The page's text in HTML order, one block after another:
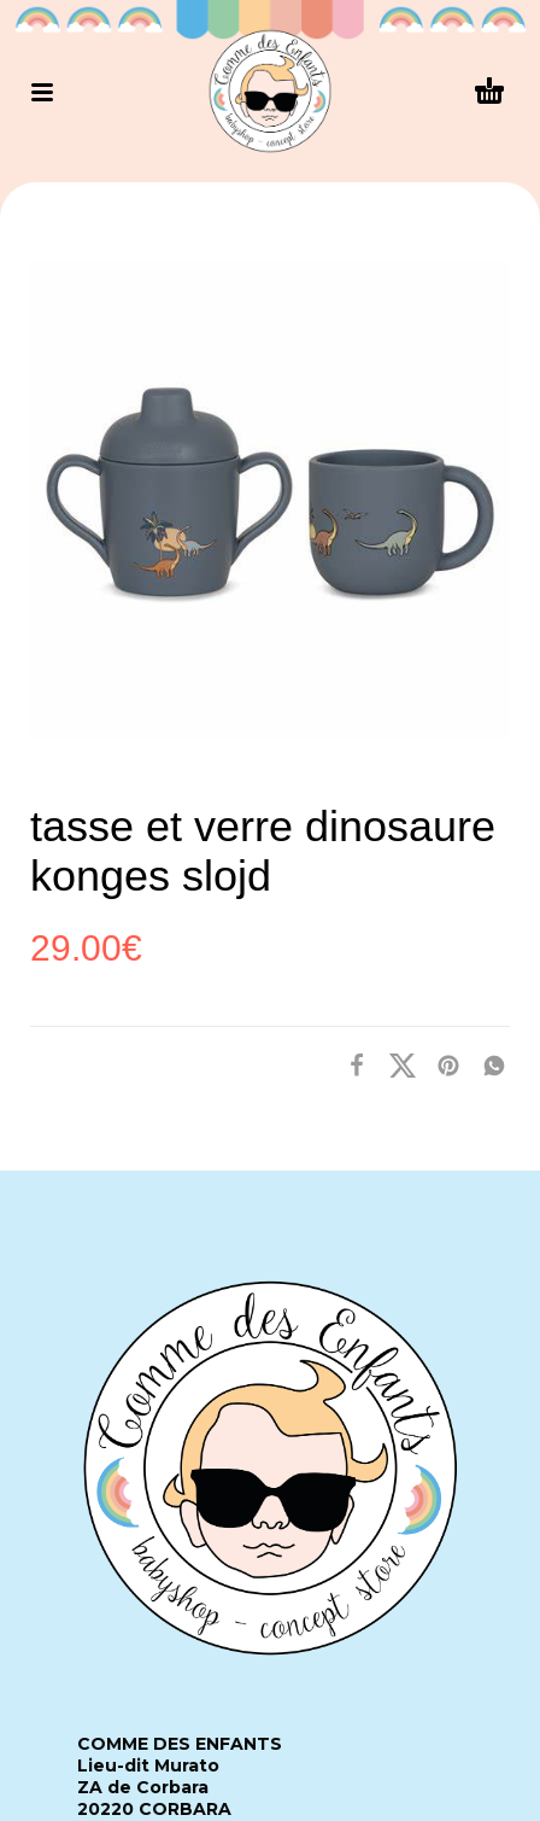
tasse et verre dinosaure
konges slojd
29.00€
COMME DES ENFANTS
Lieu-dit Murato
ZA de Corbara
20220 CORBARA